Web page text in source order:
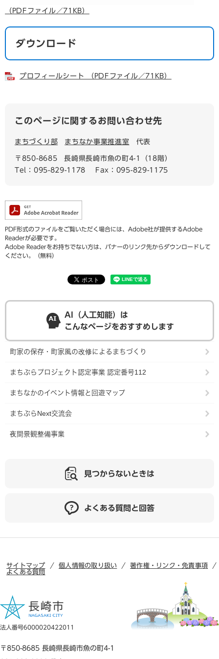
（PDFファイル／71KB）
ダウンロード
プロフィールシート （PDFファイル／71KB）
このページに関するお問い合わせ先
まちづくり部 まちなか事業推進室 代表
〒850-8685
長崎県長崎市魚の町4-1（18階）
Tel：095-829-1178
Fax：095-829-1175
PDF形式のファイルをご覧いただく場合には、Adobe社が提供するAdobe
Readerが必要です。
Adobe Readerをお持ちでない方は、バナーのリンク先からダウンロードして
ください。（無料）
AI（人工知能）は
こんなページをおすすめします
町家の保存・町家風の改修によるまちづくり
まちぶらプロジェクト認定事業 認定番号112
まちなかのイベント情報と回遊マップ
まちぶらNext交流会
夜間景観整備事業
見つからないときは
よくある質問と回答
サイトマップ 個人情報の取り扱い
著作権・リンク・免責事項
よくある質問
法人番号6000020422011
〒850-8685 長崎県長崎市魚の町4-1